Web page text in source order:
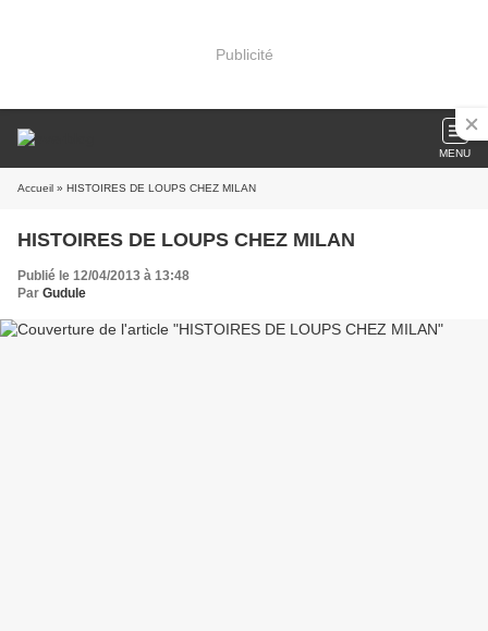
Publicité
MENU
Accueil » HISTOIRES DE LOUPS CHEZ MILAN
HISTOIRES DE LOUPS CHEZ MILAN
Publié le 12/04/2013 à 13:48
Par Gudule